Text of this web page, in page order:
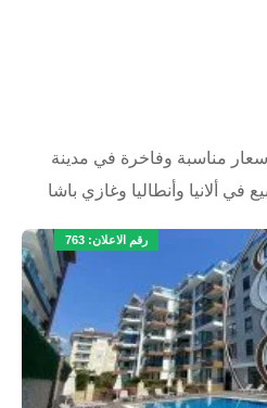
مناسبة وفاخرة في مدينة
في ألانيا وأنطاليا وغازي باشا
رقم الاعلان: 763